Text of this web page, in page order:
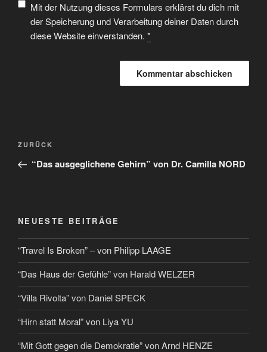
Mit der Nutzung dieses Formulars erklärst du dich mit
der Speicherung und Verarbeitung deiner Daten durch
diese Website einverstanden. *
ZURÜCK
“Das ausgeglichene Gehirn” von Dr. Camilla NORD
NEUESTE BEITRÄGE
“Travel Is Broken” – von Philipp LAAGE
“Das Haus der Gefühle” von Harald WELZER
“Villa Rivolta” von Daniel SPECK
“Hirn statt Moral” von Liya YU
“Mit Gott gegen die Demokratie” von Arnd HENZE